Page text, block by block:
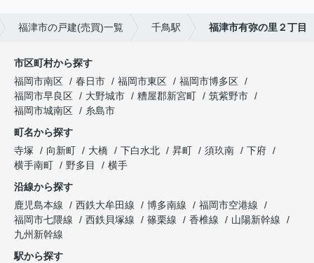
福津市の戸建(売買)一覧 千鳥駅 福津市有弥の里２丁目
市区町村から探す
福岡市南区
春日市 福岡市東区
福岡市博多区
福岡市早良区
大野城市 糟屋郡新宮町
筑紫野市
福岡市城南区
糸島市
町名から探す
寺塚
向新町 大橋 下白水北 昇町 須玖南
下府
横手南町
野多目
横手
沿線から探す
鹿児島本線
西鉄大牟田線 博多南線
福岡市空港線
福岡市七隈線
西鉄貝塚線 篠栗線 香椎線
山陽新幹線
九州新幹線
駅から探す